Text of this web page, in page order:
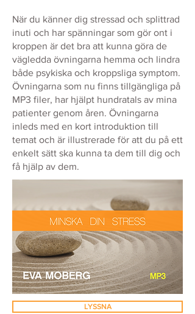
När du känner dig stressad och splittrad
inuti och har spänningar som gör ont i
kroppen är det bra att kunna göra de
vägledda övningarna hemma och lindra
både psykiska och kroppsliga symptom.
Övningarna som nu finns tillgängliga på
MP3 filer, har hjälpt hundratals av mina
patienter genom åren. Övningarna
inleds med en kort introduktion till
temat och är illustrerade för att du på ett
enkelt sätt ska kunna ta dem till dig och
få hjälp av dem.
LYSSNA